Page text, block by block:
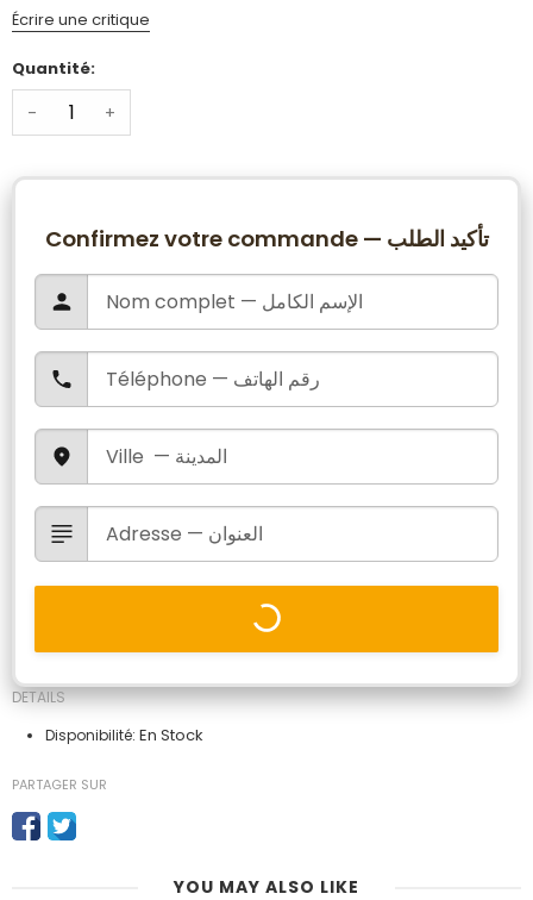
Écrire une critique
Quantité:
- +
Confirmez votre commande — تأكيد الطلب
DETAILS
Disponibilité: En Stock
PARTAGER SUR
YOU MAY ALSO LIKE